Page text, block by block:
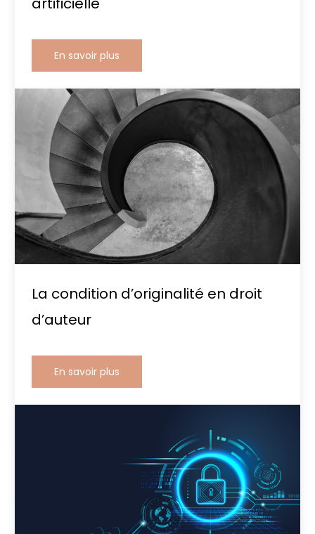
En savoir plus
La condition d’originalité en droit
d’auteur
En savoir plus